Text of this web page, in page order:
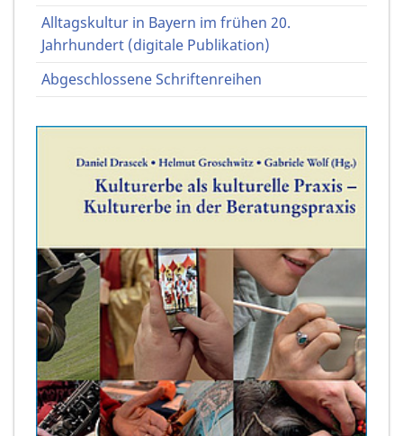
Alltagskultur in Bayern im frühen 20.
Jahrhundert (digitale Publikation)
Abgeschlossene Schriftenreihen